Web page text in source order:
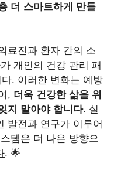
더 스마트하게 만들
료진과 환자 간의 소
개인의 건강 관리 패
. 이러한 변화는 예방
, 더욱 건강한 삶을 위
지 말아야 합니다. 실
발전과 연구가 이루어
템은 더 나은 방향으
. 🌟